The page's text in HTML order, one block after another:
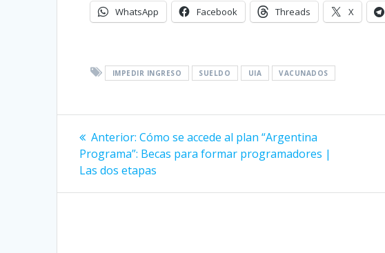
WhatsApp Facebook Threads X
IMPEDIR INGRESO SUELDO UIA VACUNADOS
Navegación
de
entradas
Anterior: Entrada
anterior:
Cómo se accede al plan “Argentina
Programa”: Becas para formar programadores |
Las dos etapas